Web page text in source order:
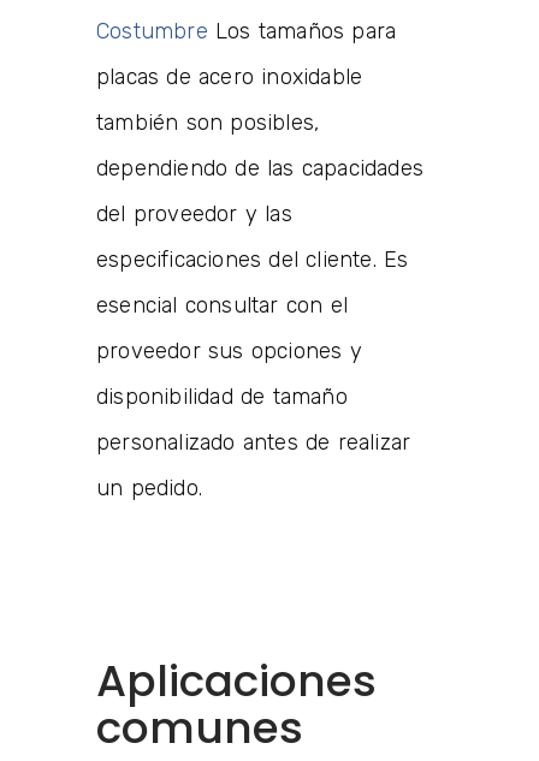
Costumbre Los tamaños para
placas de acero inoxidable
también son posibles,
dependiendo de las capacidades
del proveedor y las
especificaciones del cliente. Es
esencial consultar con el
proveedor sus opciones y
disponibilidad de tamaño
personalizado antes de realizar
un pedido.
Aplicaciones
comunes